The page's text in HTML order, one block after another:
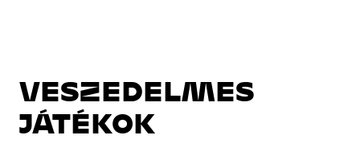
VESZEDELMES
JÁTÉKOK